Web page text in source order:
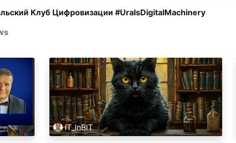
Клуб Цифровизации #UralsDigitalMachinery
IT_InBIT